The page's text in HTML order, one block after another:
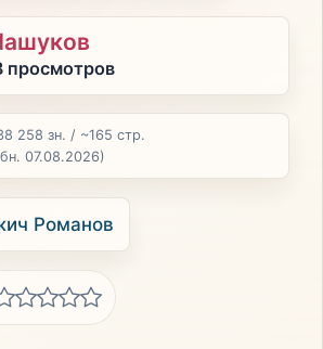
просмотров
258 зн. / ~165 стр.
07.08.2026)
Романов